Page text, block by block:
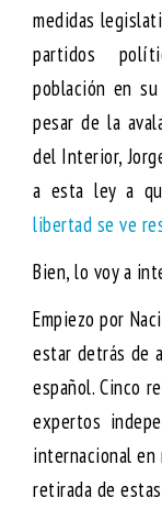
medidas
partidos
población en
pesar de la
del Interior,
a esta ley a
libertad se ve
Bien, lo voy a
Empiezo por
estar detrás de
español. Cinco
expertos
internacional en
retirada de